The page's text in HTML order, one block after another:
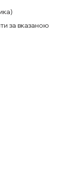
за вказаною